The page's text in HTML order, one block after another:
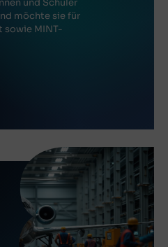
und Schüler
möchte sie für
sowie MINT-